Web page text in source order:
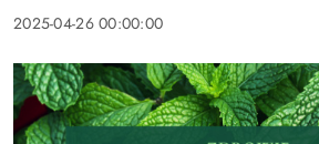
2025-04-26 00:00:00